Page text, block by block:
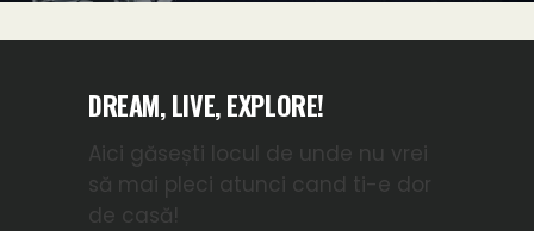
DREAM, LIVE, EXPLORE!
Aici găsești locul de unde nu vrei
să mai pleci atunci cand ti-e dor
de casă!